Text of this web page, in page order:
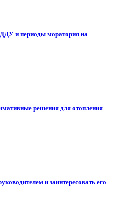
ДДУ и периоды моратория на
решения для отопления
и заинтересовать его